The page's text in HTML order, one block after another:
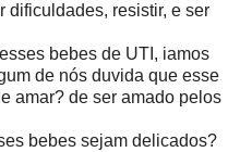
dificuldades, resistir, e ser
bebes de UTI, iamos
de nós duvida que esse
amar? de ser amado pelos
bebes sejam delicados?